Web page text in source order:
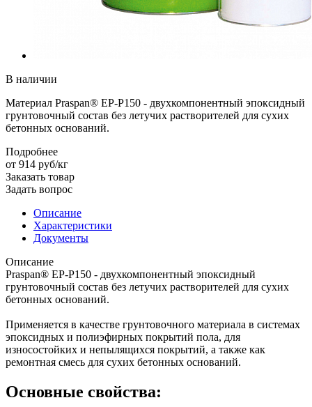
В наличии
Материал Praspan® EP-P150 - двухкомпонентный эпоксидный
грунтовочный состав без летучих растворителей для сухих
бетонных оснований.
Подробнее
от 914 руб/кг
Заказать товар
Задать вопрос
Описание
Характеристики
Документы
Описание
Praspan® EP-P150 - двухкомпонентный эпоксидный
грунтовочный состав без летучих растворителей для сухих
бетонных оснований.
Применяется в качестве грунтовочного материала в системах
эпоксидных и полиэфирных покрытий пола, для
износостойких и непылящихся покрытий, а также как
ремонтная смесь для сухих бетонных оснований.
Основные свойства: